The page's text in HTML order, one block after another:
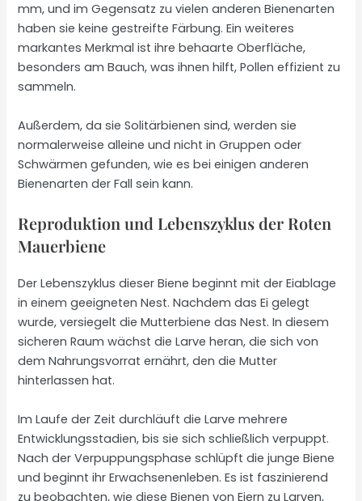
mm, und im Gegensatz zu vielen anderen Bienenarten
haben sie keine gestreifte Färbung. Ein weiteres
markantes Merkmal ist ihre behaarte Oberfläche,
besonders am Bauch, was ihnen hilft, Pollen effizient zu
sammeln.
Außerdem, da sie Solitärbienen sind, werden sie
normalerweise alleine und nicht in Gruppen oder
Schwärmen gefunden, wie es bei einigen anderen
Bienenarten der Fall sein kann.
Reproduktion und Lebenszyklus der Roten
Mauerbiene
Der Lebenszyklus dieser Biene beginnt mit der Eiablage
in einem geeigneten Nest. Nachdem das Ei gelegt
wurde, versiegelt die Mutterbiene das Nest. In diesem
sicheren Raum wächst die Larve heran, die sich von
dem Nahrungsvorrat ernährt, den die Mutter
hinterlassen hat.
Im Laufe der Zeit durchläuft die Larve mehrere
Entwicklungsstadien, bis sie sich schließlich verpuppt.
Nach der Verpuppungsphase schlüpft die junge Biene
und beginnt ihr Erwachsenenleben. Es ist faszinierend
zu beobachten, wie diese Bienen von Eiern zu Larven,